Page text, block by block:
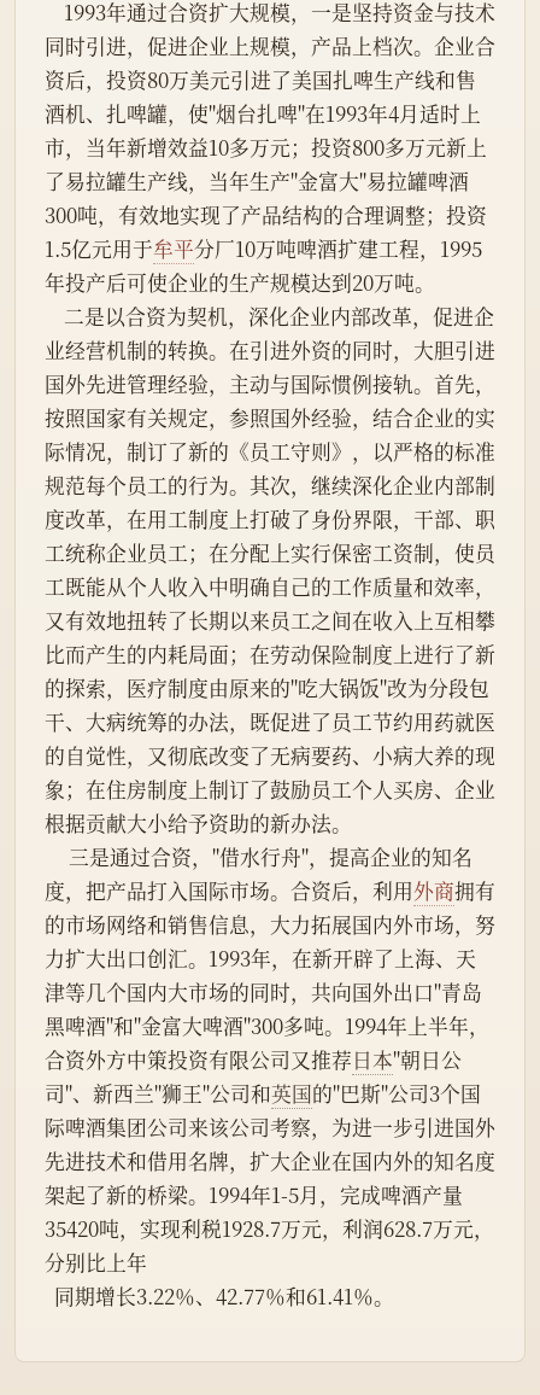
同时引进，促进企业上规模，产品上档次。企业合
资后，投资80万美元引进了美国扎啤生产线和售
酒机、扎啤罐，使"烟台扎啤"在1993年4月适时上
市，当年新增效益10多万元；投资800多万元新上
了易拉罐生产线，当年生产"金富大"易拉罐啤酒
300吨，有效地实现了产品结构的合理调整；投资
1.5亿元用于牟平分厂10万吨啤酒扩建工程，1995
年投产后可使企业的生产规模达到20万吨。
业经营机制的转换。在引进外资的同时，大胆引进
国外先进管理经验，主动与国际惯例接轨。首先，
按照国家有关规定，参照国外经验，结合企业的实
际情况，制订了新的《员工守则》，以严格的标准
规范每个员工的行为。其次，继续深化企业内部制
度改革，在用工制度上打破了身份界限，干部、职
工统称企业员工；在分配上实行保密工资制，使员
工既能从个人收入中明确自己的工作质量和效率，
又有效地扭转了长期以来员工之间在收入上互相攀
比而产生的内耗局面；在劳动保险制度上进行了新
的探索，医疗制度由原来的"吃大锅饭"改为分段包
干、大病统筹的办法，既促进了员工节约用药就医
的自觉性，又彻底改变了无病要药、小病大养的现
象；在住房制度上制订了鼓励员工个人买房、企业
根据贡献大小给予资助的新办法。
度，把产品打入国际市场。合资后，利用外商拥有
的市场网络和销售信息，大力拓展国内外市场，努
力扩大出口创汇。1993年，在新开辟了上海、天
津等几个国内大市场的同时，共向国外出口"青岛
黑啤酒"和"金富大啤酒"300多吨。1994年上半年，
合资外方中策投资有限公司又推荐日本"朝日公
司"、新西兰"狮王"公司和英国的"巴斯"公司3个国
际啤酒集团公司来该公司考察，为进一步引进国外
先进技术和借用名牌，扩大企业在国内外的知名度
架起了新的桥梁。1994年1-5月，完成啤酒产量
35420吨，实现利税1928.7万元，利润628.7万元，
分别比上年
  同期增长3.22％、42.77％和61.41％。